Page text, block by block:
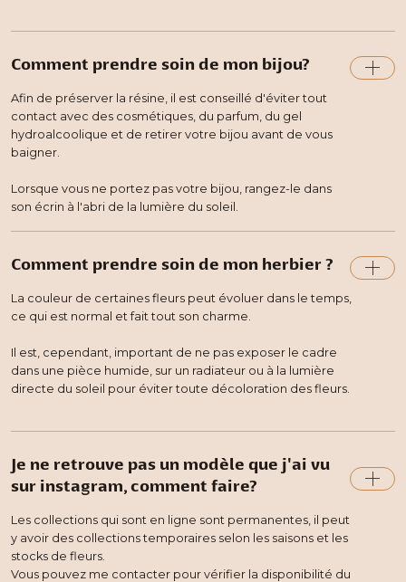
Comment prendre soin de mon bijou?
Afin de préserver la résine, il est conseillé d'éviter tout
contact avec des cosmétiques, du parfum, du gel
hydroalcoolique et de retirer votre bijou avant de vous
baigner.
Lorsque vous ne portez pas votre bijou, rangez-le dans
son écrin à l'abri de la lumière du soleil.
Comment prendre soin de mon herbier ?
La couleur de certaines fleurs peut évoluer dans le temps,
ce qui est normal et fait tout son charme.
Il est, cependant, important de ne pas exposer le cadre
dans une pièce humide, sur un radiateur ou à la lumière
directe du soleil pour éviter toute décoloration des fleurs.
Je ne retrouve pas un modèle que j'ai vu
sur instagram, comment faire?
Les collections qui sont en ligne sont permanentes, il peut
y avoir des collections temporaires selon les saisons et les
stocks de fleurs.
Vous pouvez me contacter pour vérifier la disponibilité du